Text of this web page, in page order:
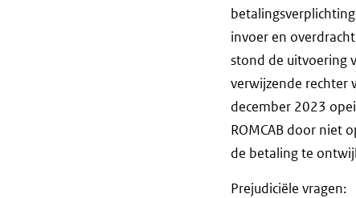
invoer en
stond de uitvoering
verwijzende rechter
december 2023
ROMCAB door niet
de betaling te
Prejudiciële vragen: